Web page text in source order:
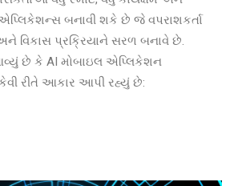
બનાવી શકે છે જે વપરાશકર્તા
વિકાસ પ્રક્રિયાને સરળ બનાવે છે.
છે કે AI મોબાઇલ એપ્લિકેશન
કેવી રીતે આકાર આપી રહ્યું છે: